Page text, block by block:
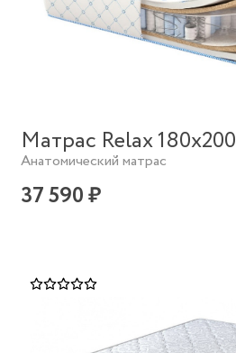
Матрас Relax 180х200
Анатомический матрас
37 590 ₽